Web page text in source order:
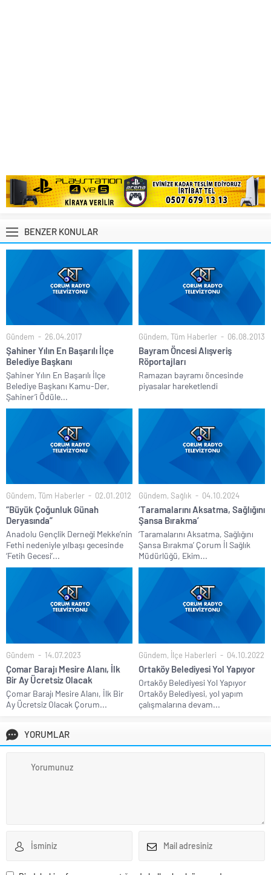
BENZER KONULAR
Gündem 26.04.2017
Şahiner Yılın En Başarılı İlçe
Belediye Başkanı
Şahiner Yılın En Başarılı İlçe
Belediye Başkanı Kamu-Der,
Şahiner’i Ödüle...
Gündem, Tüm Haberler 06.08.2013
Bayram Öncesi Alışveriş
Röportajları
Ramazan bayramı öncesinde
piyasalar hareketlendi
Gündem, Tüm Haberler 02.01.2012
“Büyük Çoğunluk Günah
Deryasında”
Anadolu Gençlik Derneği Mekke’nin
Fethi nedeniyle yılbaşı gecesinde
‘Fetih Gecesi’...
Gündem, Sağlık 04.10.2024
‘Taramalarını Aksatma, Sağlığını
Şansa Bırakma’
‘Taramalarını Aksatma, Sağlığını
Şansa Bırakma’ Çorum İl Sağlık
Müdürlüğü, Ekim...
Gündem 14.07.2023
Çomar Barajı Mesire Alanı, İlk
Bir Ay Ücretsiz Olacak
Çomar Barajı Mesire Alanı, İlk Bir
Ay Ücretsiz Olacak Çorum...
Gündem, İlçe Haberleri 04.10.2022
Ortaköy Belediyesi Yol Yapıyor
Ortaköy Belediyesi Yol Yapıyor
Ortaköy Belediyesi, yol yapım
çalışmalarına devam...
YORUMLAR